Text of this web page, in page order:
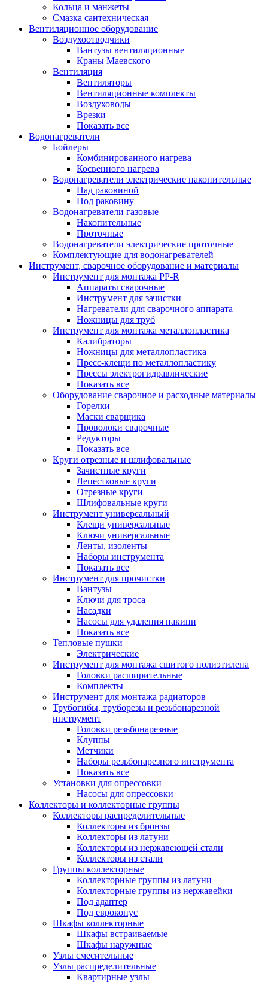
Кольца и манжеты
Смазка сантехническая
Вентиляционное оборудование
Воздухоотводчики
Вантузы вентиляционные
Краны Маевского
Вентиляция
Вентиляторы
Вентиляционные комплекты
Воздуховоды
Врезки
Показать все
Водонагреватели
Бойлеры
Комбинированного нагрева
Косвенного нагрева
Водонагреватели электрические накопительные
Над раковиной
Под раковину
Водонагреватели газовые
Накопительные
Проточные
Водонагреватели электрические проточные
Комплектующие для водонагревателей
Инструмент, сварочное оборудование и материалы
Инструмент для монтажа PP-R
Аппараты сварочные
Инструмент для зачистки
Нагреватели для сварочного аппарата
Ножницы для труб
Инструмент для монтажа металлопластика
Калибраторы
Ножницы для металлопластика
Пресс-клещи по металлопластику
Прессы электрогидравлические
Показать все
Оборудование сварочное и расходные материалы
Горелки
Маски сварщика
Проволоки сварочные
Редукторы
Показать все
Круги отрезные и шлифовальные
Зачистные круги
Лепестковые круги
Отрезные круги
Шлифовальные круги
Инструмент универсальный
Клещи универсальные
Ключи универсальные
Ленты, изоленты
Наборы инструмента
Показать все
Инструмент для прочистки
Вантузы
Ключи для троса
Насадки
Насосы для удаления накипи
Показать все
Тепловые пушки
Электрические
Инструмент для монтажа сшитого полиэтилена
Головки расширительные
Комплекты
Инструмент для монтажа радиаторов
Трубогибы, труборезы и резьбонарезной
инструмент
Головки резьбонарезные
Клуппы
Метчики
Наборы резьбонарезного инструмента
Показать все
Установки для опрессовки
Насосы для опрессовки
Коллекторы и коллекторные группы
Коллекторы распределительные
Коллекторы из бронзы
Коллекторы из латуни
Коллекторы из нержавеющей стали
Коллекторы из стали
Группы коллекторные
Коллекторные группы из латуни
Коллекторные группы из нержавейки
Под адаптер
Под евроконус
Шкафы коллекторные
Шкафы встраиваемые
Шкафы наружные
Узлы смесительные
Узлы распределительные
Квартирные узлы